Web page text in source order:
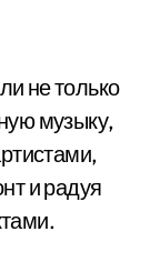
не только
музыку,
и радуя